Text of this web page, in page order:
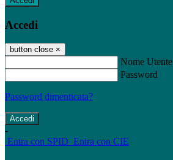
Accedi
button close ×
Nome Utente
Password
Password dimenticata?
-
Entra con SPID Entra con CIE